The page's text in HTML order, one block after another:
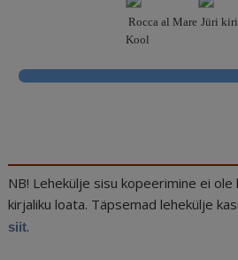
Rocca al Mare
Kool
Jüri
NB! Lehekülje sisu kopeerimine ei ole
kirjaliku loata. Täpsemad lehekülje
siit.